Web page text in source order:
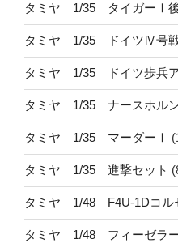
タミヤ 1/35 タイガーⅠ後
タミヤ 1/35 ドイツⅣ号戦
タミヤ 1/35 ドイツ歩兵ア
タミヤ 1/35 ナースホル
タミヤ 1/35 マーダーⅠ
タミヤ 1/35 進撃セット
タミヤ 1/48 F4U-1Dコル
タミヤ 1/48 フィーゼラー